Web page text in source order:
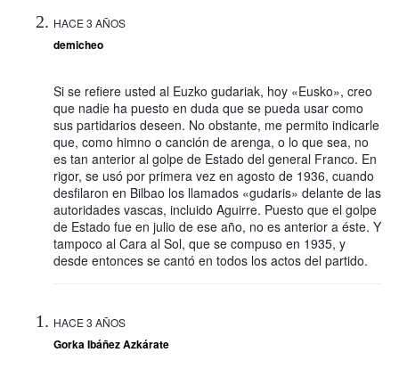
HACE 3 AÑOS
demicheo
Si se refiere usted al Euzko gudariak, hoy «Eusko», creo
que nadie ha puesto en duda que se pueda usar como
sus partidarios deseen. No obstante, me permito indicarle
que, como himno o canción de arenga, o lo que sea, no
es tan anterior al golpe de Estado del general Franco. En
rigor, se usó por primera vez en agosto de 1936, cuando
desfilaron en Bilbao los llamados «gudaris» delante de las
autoridades vascas, incluido Aguirre. Puesto que el golpe
de Estado fue en julio de ese año, no es anterior a éste. Y
tampoco al Cara al Sol, que se compuso en 1935, y
desde entonces se cantó en todos los actos del partido.
HACE 3 AÑOS
Gorka Ibáñez Azkárate